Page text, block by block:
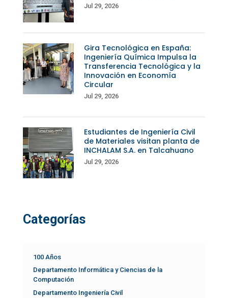
Jul 29, 2026
Gira Tecnológica en España:
Ingeniería Química Impulsa la
Transferencia Tecnológica y la
Innovación en Economía
Circular
Jul 29, 2026
Estudiantes de Ingeniería Civil
de Materiales visitan planta de
INCHALAM S.A. en Talcahuano
Jul 29, 2026
Categorías
100 Años
Departamento Informática y Ciencias de la
Computación
Departamento Ingeniería Civil